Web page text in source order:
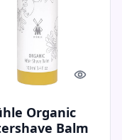
Quick
Organic
Balm